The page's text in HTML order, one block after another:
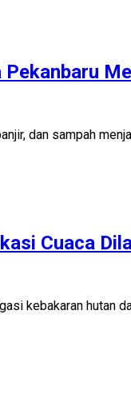
dan sampah
Cuaca
kebakaran hutan